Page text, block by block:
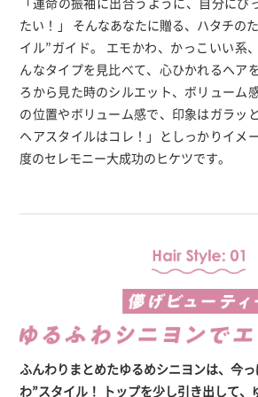
たい！」
そんなあなたに贈る、ハタチの
イル”ガイド。
エモかわ、かっこいい
んなタイプを見比べて、心ひかれるヘア
ろから見た時のシルエット、ボリューム
の位置やボリューム感で、印象はガラッ
ヘアスタイルはコレ！」としっかりイメ
度のセレモニー大成功のヒケツです。
ふんわりまとめたゆるめシニヨンは、今
わ”スタイル！ トップを少し引き出して